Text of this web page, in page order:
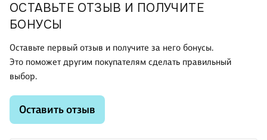
ОСТАВЬТЕ ОТЗЫВ И ПОЛУЧИТЕ
БОНУСЫ
Оставьте первый отзыв и получите за него бонусы.
Это поможет другим покупателям сделать правильный
выбор.
Оставить отзыв